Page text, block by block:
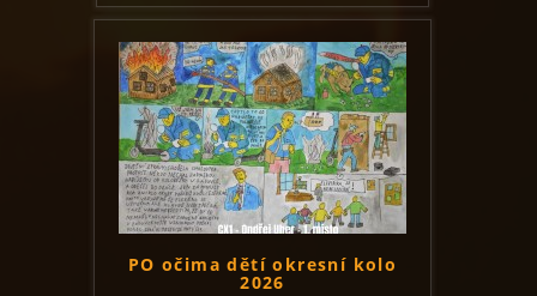
PO očima dětí okresní kolo
2026